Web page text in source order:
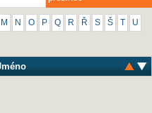
M N O P Q R Ř S Š U